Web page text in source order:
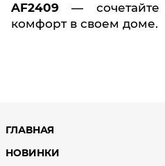
AF2409 — сочетайте
комфорт в своем доме.
ГЛАВНАЯ
НОВИНКИ